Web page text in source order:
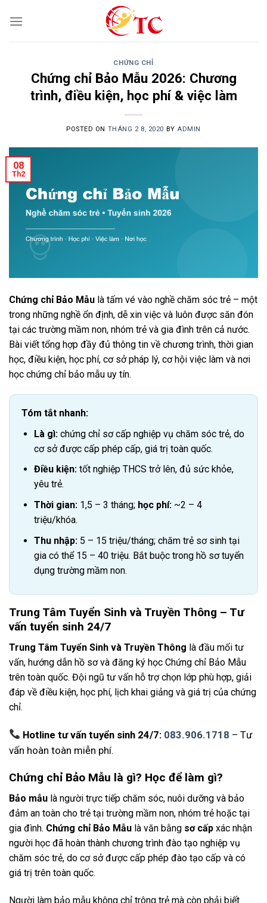
CHỨNG CHỈ
Chứng chỉ Bảo Mẫu 2026: Chương
trình, điều kiện, học phí & việc làm
POSTED ON THÁNG 2 8, 2020 BY ADMIN
08
Th2
Chứng chỉ Bảo Mẫu là tấm vé vào nghề chăm sóc trẻ – một
trong những nghề ổn định, dễ xin việc và luôn được săn đón
tại các trường mầm non, nhóm trẻ và gia đình trên cả nước.
Bài viết tổng hợp đầy đủ thông tin về chương trình, thời gian
học, điều kiện, học phí, cơ sở pháp lý, cơ hội việc làm và nơi
học chứng chỉ bảo mẫu uy tín.
Tóm tắt nhanh:
Là gì:chứng chỉ sơ cấp nghiệp vụ chăm sóc trẻ, do
cơ sở được cấp phép cấp, giá trị toàn quốc.
Điều kiện:tốt nghiệp THCS trở lên, đủ sức khỏe,
yêu trẻ.
Thời gian:1,5 – 3 tháng; học phí:~2 – 4
triệu/khóa.
Thu nhập:5 – 15 triệu/tháng; chăm trẻ sơ sinh tại
gia có thể 15 – 40 triệu. Bắt buộc trong hồ sơ tuyển
dụng trường mầm non.
Trung Tâm Tuyển Sinh và Truyền Thông – Tư
vấn tuyển sinh 24/7
Trung Tâm Tuyển Sinh và Truyền Thông là đầu mối tư
vấn, hướng dẫn hồ sơ và đăng ký học Chứng chỉ Bảo Mẫu
trên toàn quốc. Đội ngũ tư vấn hỗ trợ chọn lớp phù hợp, giải
đáp về điều kiện, học phí, lịch khai giảng và giá trị của chứng
chỉ.
Hotline tư vấn tuyển sinh 24/7: 083.906.1718 – Tư
vấn hoàn toàn miễn phí.
Chứng chỉ Bảo Mẫu là gì? Học để làm gì?
Bảo mẫu là người trực tiếp chăm sóc, nuôi dưỡng và bảo
đảm an toàn cho trẻ tại trường mầm non, nhóm trẻ hoặc tại
gia đình. Chứng chỉ Bảo Mẫu là văn bằng sơ cấp xác nhận
người học đã hoàn thành chương trình đào tạo nghiệp vụ
chăm sóc trẻ, do cơ sở được cấp phép đào tạo cấp và có
giá trị trên toàn quốc.
Người làm bảo mẫu không chỉ trông trẻ mà còn phải biết